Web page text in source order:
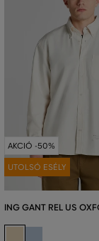
AKCIÓ -50%
UTOLSÓ ESÉLY
ING GANT REL US